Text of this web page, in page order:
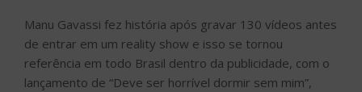
Manu Gavassi fez história após gravar 130 vídeos antes
de entrar em um reality show e isso se tornou
referência em todo Brasil dentro da publicidade, com o
lançamento de “Deve ser horrível dormir sem mim”,